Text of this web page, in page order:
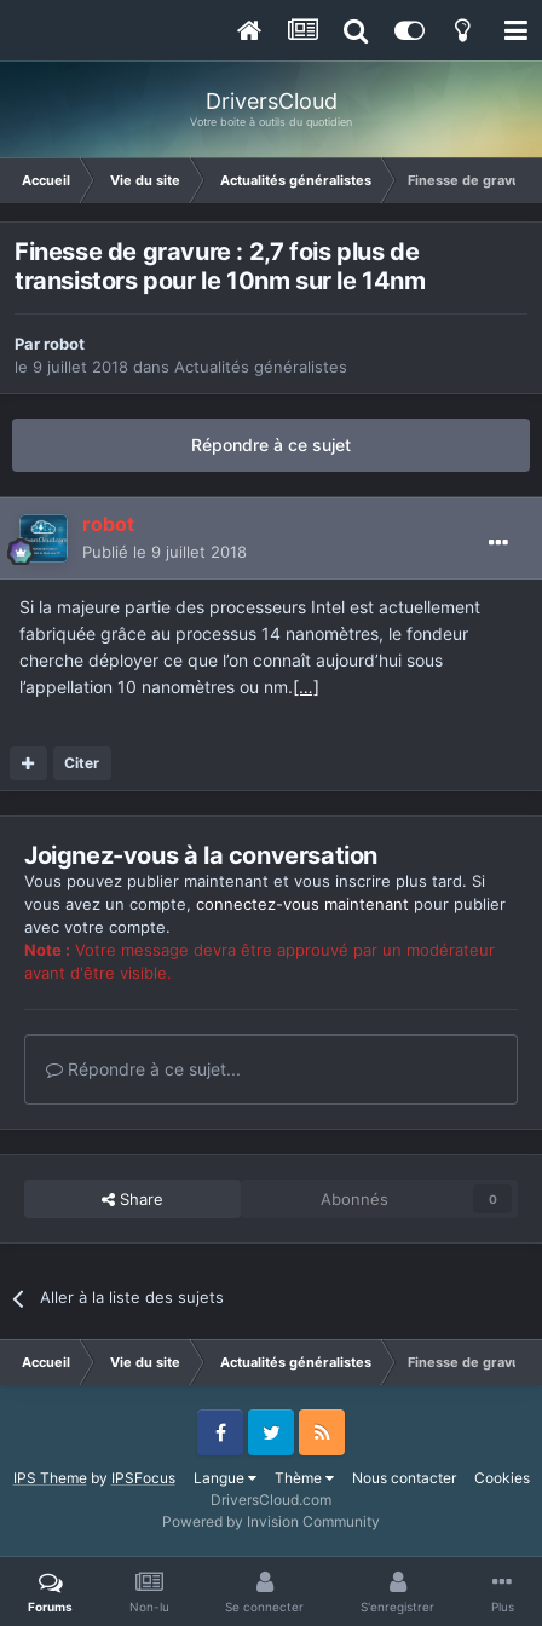
DriversCloud
Votre boite à outils du quotidien
Accueil Vie du site Actualités généralistes Finesse de gravure
Finesse de gravure : 2,7 fois plus de
transistors pour le 10nm sur le 14nm
Parrobot
le 9 juillet 2018 dans Actualités généralistes
Répondre à ce sujet
robot
Publié le 9 juillet 2018
Si la majeure partie des processeurs Intel est actuellement
fabriquée grâce au processus 14 nanomètres, le fondeur
cherche déployer ce que l’on connaît aujourd’hui sous
l’appellation 10 nanomètres ou nm.[…]
Citer
Joignez-vous à la conversation
Vous pouvez publier maintenant et vous inscrire plus tard. Si
vous avez un compte, connectez-vous maintenant pour publier
avec votre compte.
Note : Votre message devra être approuvé par un modérateur
avant d'être visible.
Répondre à ce sujet...
Share Abonnés 0
Aller à la liste des sujets
Accueil Vie du site Actualités généralistes Finesse de gravure
IPS Themeby IPSFocus Langue Thème Nous contacter Cookies
FacebookTwitter RSS
DriversCloud.com
Powered by Invision Community
Forums Non-lu Se connecter S'enregistrer Plus